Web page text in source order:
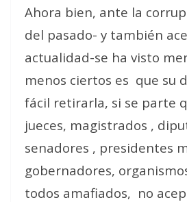
Ahora bien, ante la
del pasado- y también
actualidad-se ha visto
menos ciertos es que su
fácil retirarla, si se parte
jueces, magistrados ,
senadores , presidentes
gobernadores,
todos amafiados, no